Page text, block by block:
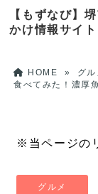
【もずなび】
かけ情報サイト
HOME » グル
食べてみた！濃厚
※当ページの
グルメ